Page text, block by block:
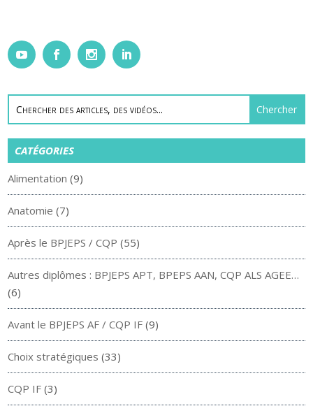
CATÉGORIES
Alimentation (9)
Anatomie (7)
Après le BPJEPS / CQP (55)
Autres diplômes : BPJEPS APT, BPEPS AAN, CQP ALS AGEE…
(6)
Avant le BPJEPS AF / CQP IF (9)
Choix stratégiques (33)
CQP IF (3)